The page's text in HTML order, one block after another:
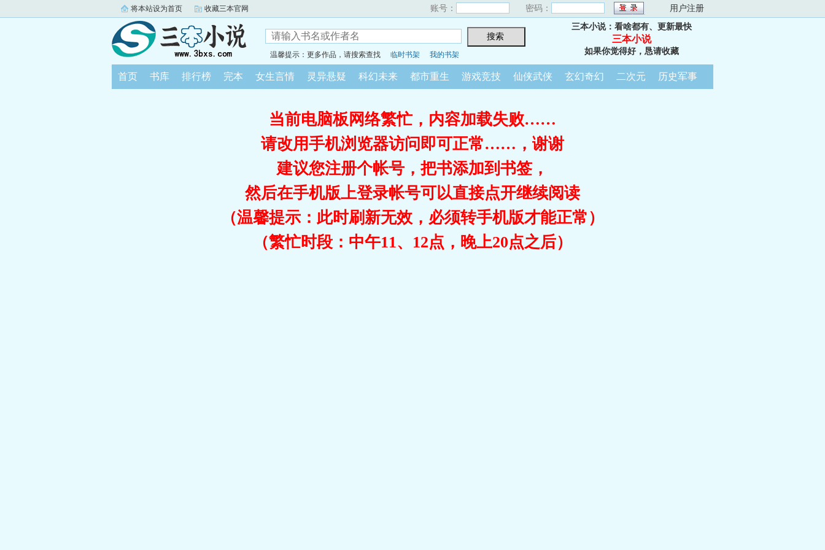
将本站设为首页 收藏三本官网 账号： 密码： 用户注册
温馨提示：更多作品，请搜索查找 临时书架 我的书架
三本小说：看啥都有、更新最快
三本小说
如果你觉得好，恳请收藏
首页 书库 排行榜 完本 女生言情 灵异悬疑 科幻未来 都市重生 游戏竞技 仙侠武侠 玄幻奇幻 二次元 历史军事
当前电脑板网络繁忙，内容加载失败……
请改用手机浏览器访问即可正常……，谢谢
建议您注册个帐号，把书添加到书签，
然后在手机版上登录帐号可以直接点开继续阅读
（温馨提示：此时刷新无效，必须转手机版才能正常）
（繁忙时段：中午11、12点，晚上20点之后）